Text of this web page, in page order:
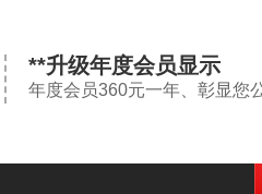
**升级年度会员显示
年度会员360元一年、彰显您